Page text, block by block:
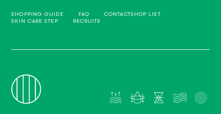
SHOPPING GUIDE FAQ CONTACTSHOP LIST
SKIN CARE STEP
RECRUITE